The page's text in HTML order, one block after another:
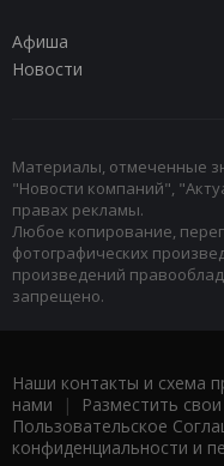
Афиша
Новости
Материалы, отмеченные
"Новости компаний",
правах рекламы.
Любое копирование,
фотографических
произведений
запрещено.
Наши контакты и схема
нами | Разместить
Пользовательское
конфиденциальности и